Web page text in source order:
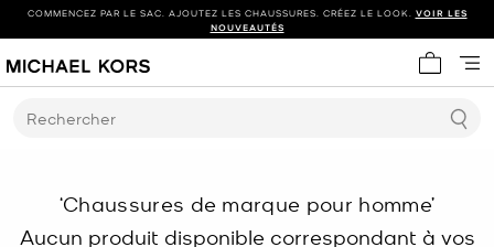
COMMENCEZ PAR LE SAC. AJOUTEZ LES CHAUSSURES. CRÉEZ LE LOOK. VOIR LES
NOUVEAUTÉS
Mon
Rechercher
‘Chaussures de marque pour homme’
Aucun produit disponible correspondant à vos